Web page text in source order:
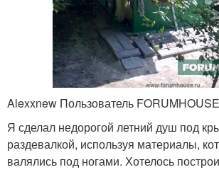
Alexxnew Пользователь FORUMHOUSE
Я сделал недорогой летний душ под
раздевалкой, используя материалы,
валялись под ногами. Хотелось